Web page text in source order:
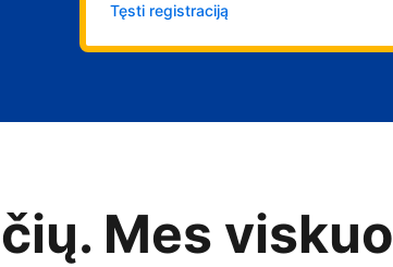
Tęsti registraciją
Mes viskuo